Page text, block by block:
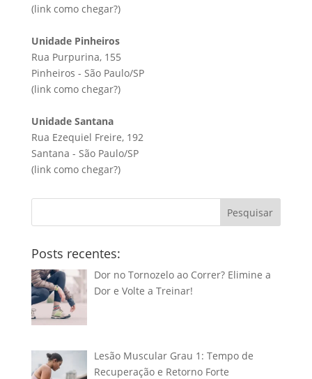
(link como chegar?)
Unidade Pinheiros
Rua Purpurina, 155
Pinheiros - São Paulo/SP
(link como chegar?)
Unidade Santana
Rua Ezequiel Freire, 192
Santana - São Paulo/SP
(link como chegar?)
Pesquisar
Posts recentes:
Dor no Tornozelo ao Correr? Elimine a
Dor e Volte a Treinar!
Lesão Muscular Grau 1: Tempo de
Recuperação e Retorno Forte